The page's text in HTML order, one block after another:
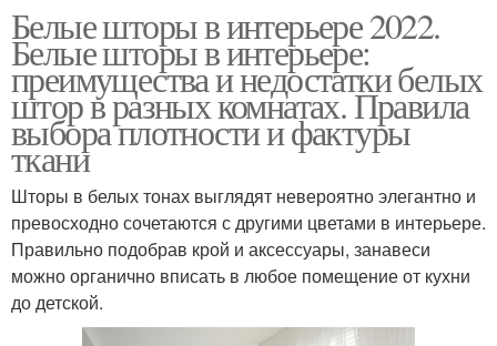
Белые шторы в интерьере 2022.
Белые шторы в интерьере:
преимущества и недостатки белых
штор в разных комнатах. Правила
выбора плотности и фактуры
ткани
Шторы в белых тонах выглядят невероятно элегантно и
превосходно сочетаются с другими цветами в интерьере.
Правильно подобрав крой и аксессуары, занавеси
можно органично вписать в любое помещение от кухни
до детской.